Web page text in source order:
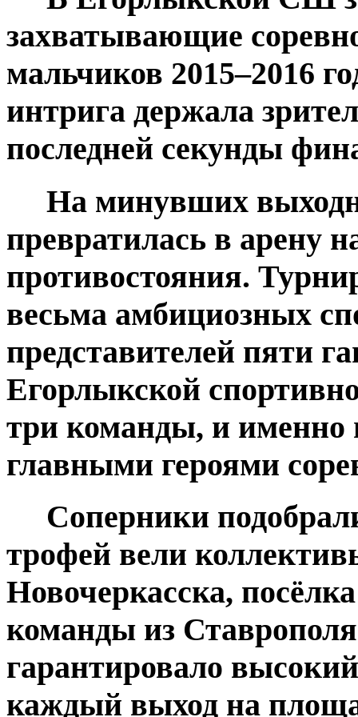
захватывающие
мальчиков 2015–2016
интрига держала
последней секунды
На минувших
превратилась в арену
противостояния.
весьма амбициозных
представителей пяти
Егорлыкской
три команды, и именно
главными героями
Соперники
трофей вели
Новочеркасска,
команды из
гарантировало
каждый выход на